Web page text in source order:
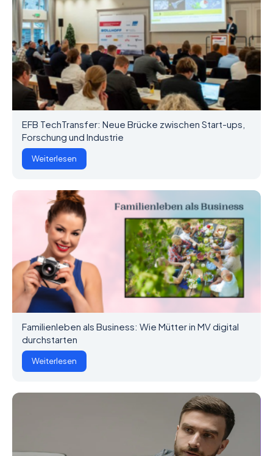
EFB TechTransfer: Neue Brücke zwischen Start-ups,
Forschung und Industrie
Weiterlesen
Familienleben als Business: Wie Mütter in MV digital
durchstarten
Weiterlesen